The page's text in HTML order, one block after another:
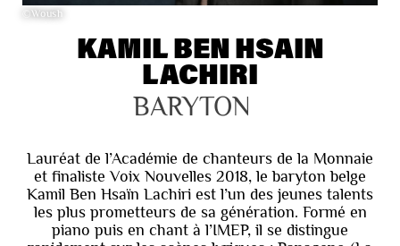
©Woush
KAMIL BEN HSAIN
LACHIRI
BARYTON
Lauréat de l’Académie de chanteurs de la Monnaie
et finaliste Voix Nouvelles 2018, le baryton belge
Kamil Ben Hsaïn Lachiri est l’un des jeunes talents
les plus prometteurs de sa génération. Formé en
piano puis en chant à l’IMEP, il se distingue